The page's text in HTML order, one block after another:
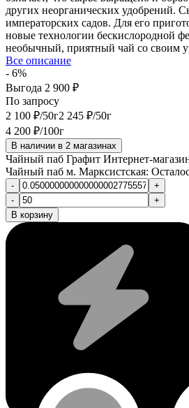
других неорганических удобрений.
императорских садов. Для его
новые технологии бескислородной
необычный, приятный чай со своим
Все описание
- 6%
Выгода 2 900 ₽
По запросу
2 100 ₽/50г2 245 ₽/50г
4 200 ₽/100г
В наличии в 2 магазинах
Чайный паб Графит Интернет-
Чайный паб м. Марксистская:
-
+
-
+
В корзину